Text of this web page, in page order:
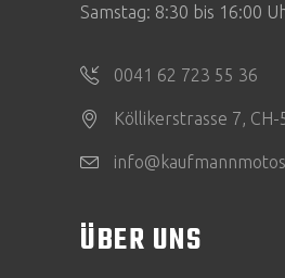
Samstag: 8:30 bis 16:00
0041 62 723 55 36
Köllikerstrasse 7, CH-
ÜBER UNS